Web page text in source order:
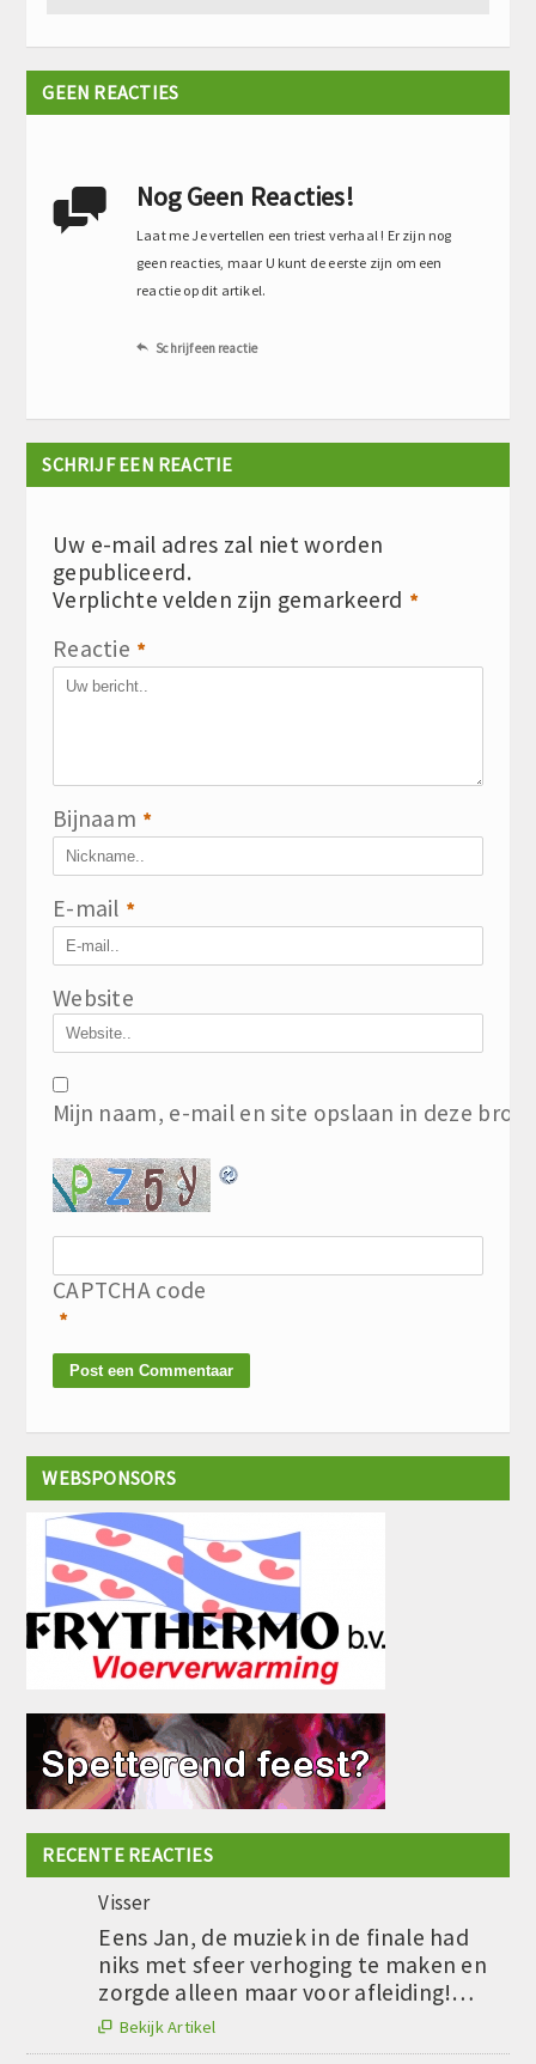
GEEN REACTIES
 Nog Geen Reacties!
Laat me Je vertellen een triest verhaal ! Er zijn nog
geen reacties, maar U kunt de eerste zijn om een
reactie op dit artikel.
 Schrijf een reactie
SCHRIJF EEN REACTIE
Uw e-mail adres zal niet worden
gepubliceerd.
Verplichte velden zijn gemarkeerd *
Reactie *
Bijnaam *
E-mail *
Website
Mijn naam, e-mail en site opslaan in deze
CAPTCHA code
*
WEBSPONSORS
RECENTE REACTIES
Visser
Eens Jan, de muziek in de finale had
niks met sfeer verhoging te maken en
zorgde alleen maar voor afleiding!…
 Bekijk Artikel